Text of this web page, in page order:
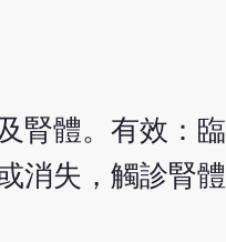
腎體。有效：臨
消失，觸診腎體